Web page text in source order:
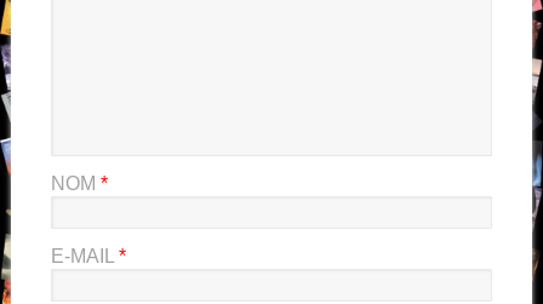
NOM *
E-MAIL *